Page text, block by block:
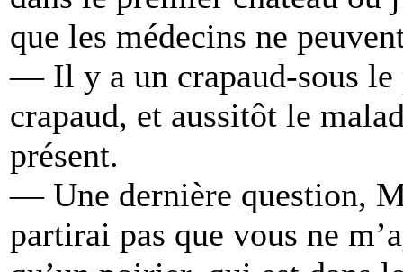
que les médecins ne
— Il y a un crapaud-sous le
crapaud, et aussitôt le
présent.
— Une dernière question,
partirai pas que vous ne